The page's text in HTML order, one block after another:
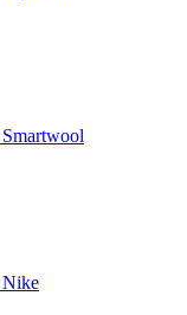
Smartwool
Nike